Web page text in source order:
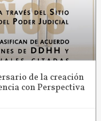
de la creación
con Perspectiva